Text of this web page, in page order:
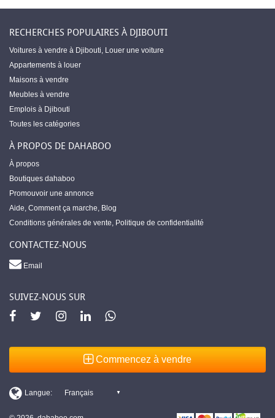
RECHERCHES POPULAIRES À DJIBOUTI
Voitures à vendre à Djibouti, Louer une voiture
Appartements à louer
Maisons à vendre
Meubles à vendre
Emplois à Djibouti
Toutes les catégories
À PROPOS DE DAHABOO
À propos
Boutiques dahaboo
Promouvoir une annonce
Aide, Comment ça marche, Blog
Conditions générales de vente, Politique de confidentialité
CONTACTEZ-NOUS
Email
SUIVEZ-NOUS SUR
Commencez à vendre